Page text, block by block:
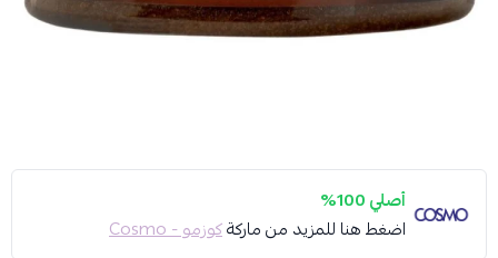
أصلي 100%
اضغط هنا للمزيد من ماركةكوزمو - Cosmo